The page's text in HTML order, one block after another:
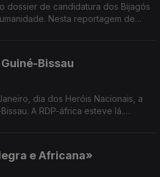
dossier de candidatura dos Bijagós
Nesta reportagem de
Bissau
dia dos Heróis Nacionais, a
A RDP-áfrica esteve lá.
e Africana»